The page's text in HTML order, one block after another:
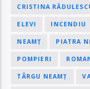
CRISTINA
ELEVI INCENDIU
NEAMȚ PIATRA
POMPIERI
TÂRGU NEAMȚ